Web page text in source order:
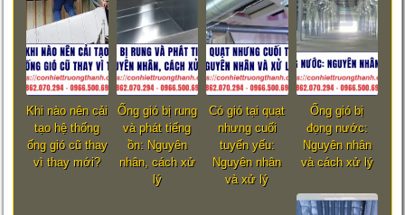
Khi nào nên cải
tạo hệ thống
ống gió cũ thay
vì thay mới?
Ống gió bị rung
và phát tiếng
ồn: Nguyên
nhân, cách xử
lý
Có gió tại quạt
nhưng cuối
tuyến yếu:
Nguyên nhân
và xử lý
Ống gió bị
đọng nước:
Nguyên nhân
và cách xử lý